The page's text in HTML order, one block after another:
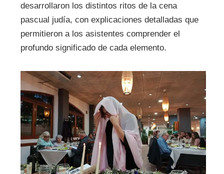
desarrollaron los distintos ritos de la cena
pascual judía, con explicaciones detalladas que
permitieron a los asistentes comprender el
profundo significado de cada elemento.